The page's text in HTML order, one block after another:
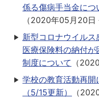
係る傷病手当金につ
（2020年05月20日
新型コロナウイル
医療保険料の納付
制度について （
学校の教育活動再開
（5/15更新）
（